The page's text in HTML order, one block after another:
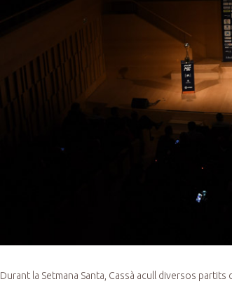
Durant la Setmana Santa, Cassà acull diversos